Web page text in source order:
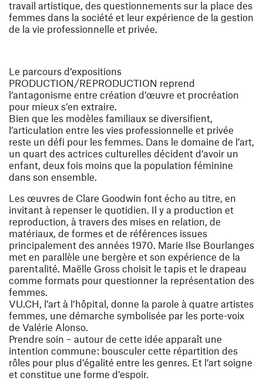
travail artistique, des questionnements sur la place des
femmes dans la société et leur expérience de la gestion
de la vie professionnelle et privée.
Le parcours d’expositions
PRODUCTION/REPRODUCTION reprend
l’antagonisme entre création d’œuvre et procréation
pour mieux s’en extraire.
Bien que les modèles familiaux se diversifient,
l’articulation entre les vies professionnelle et privée
reste un défi pour les femmes. Dans le domaine de l’art,
un quart des actrices culturelles décident d’avoir un
enfant, deux fois moins que la population féminine
dans son ensemble.
Les œuvres de Clare Goodwin font écho au titre, en
invitant à repenser le quotidien. Il y a production et
reproduction, à travers des mises en relation, de
matériaux, de formes et de références issues
principalement des années 1970. Marie Ilse Bourlanges
met en parallèle une bergère et son expérience de la
parentalité. Maëlle Gross choisit le tapis et le drapeau
comme formats pour questionner la représentation des
femmes.
VU.CH, l’art à l’hôpital, donne la parole à quatre artistes
femmes, une démarche symbolisée par les porte-voix
de Valérie Alonso.
Prendre soin – autour de cette idée apparaît une
intention commune : bousculer cette répartition des
rôles pour plus d’égalité entre les genres. Et l’art soigne
et constitue une forme d’espoir.